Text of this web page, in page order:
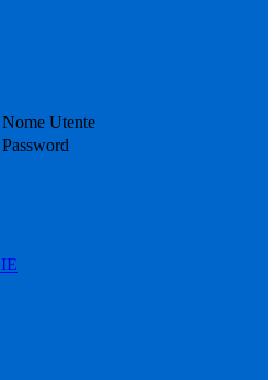
Nome Utente
Password